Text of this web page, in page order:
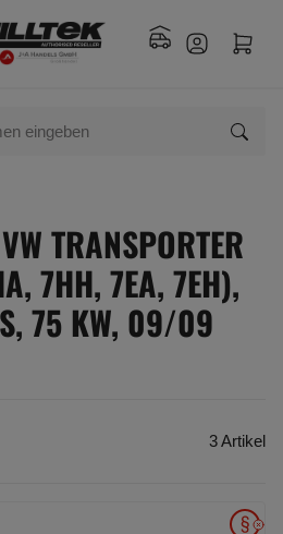
TRANSPORTER
7HH, 7EA, 7EH),
75 KW, 09/09
3 Artikel